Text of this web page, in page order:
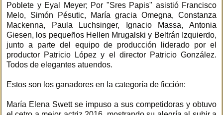
Poblete y Eyal Meyer; Por "Sres Papis" asistió Francisco
Melo, Simón Pésutic, María gracia Omegna, Constanza
Mackenna, Paula Luchsinger, Ignacio Massa, Antonia
Giesen, los pequeños Hellen Mrugalski y Beltrán Izquierdo,
junto a parte del equipo de producción liderado por el
productor Patricio López y el director Patricio González.
Todos de elegantes atuendos.
Estos son los ganadores en la categoría de ficción:
María Elena Swett se impuso a sus competidoras y obtuvo